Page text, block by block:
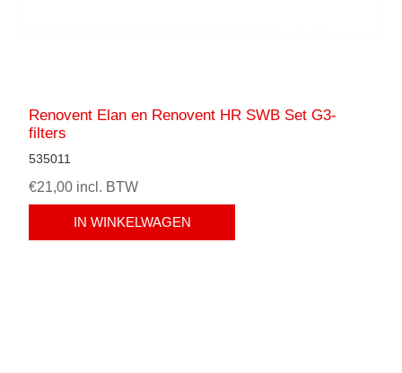
Renovent Elan en Renovent HR SWB Set G3-
filters
535011
€21,00 incl. BTW